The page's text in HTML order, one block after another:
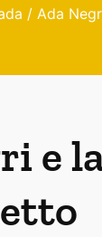
/ Ada
e